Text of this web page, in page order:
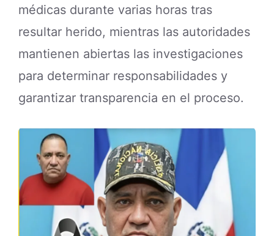
médicas durante varias horas tras
resultar herido, mientras las autoridades
mantienen abiertas las investigaciones
para determinar responsabilidades y
garantizar transparencia en el proceso.